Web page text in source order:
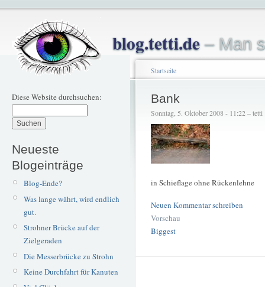
blog.tetti.de– Man
Diese Website durchsuchen:
Neueste
Blogeinträge
Blog-Ende?
Was lange währt, wird endlich
gut.
Strohner Brücke auf der
Zielgeraden
Die Messerbrücke zu Strohn
Keine Durchfahrt für Kanuten
Startseite
Bank
Sonntag, 5. Oktober 2008 - 11:22 – tetti
in Schieflage ohne Rückenlehne
Neuen Kommentar schreiben
Vorschau
Biggest